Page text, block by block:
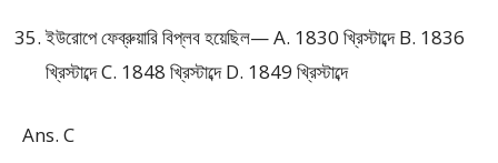
ইউরোপে ফেব্রুয়ারি বিপ্লব হয়েছিল— A. 1830 খ্রিস্টাব্দে B. 1836
খ্রিস্টাব্দে C. 1848 খ্রিস্টাব্দে D. 1849 খ্রিস্টাব্দে
Ans. C